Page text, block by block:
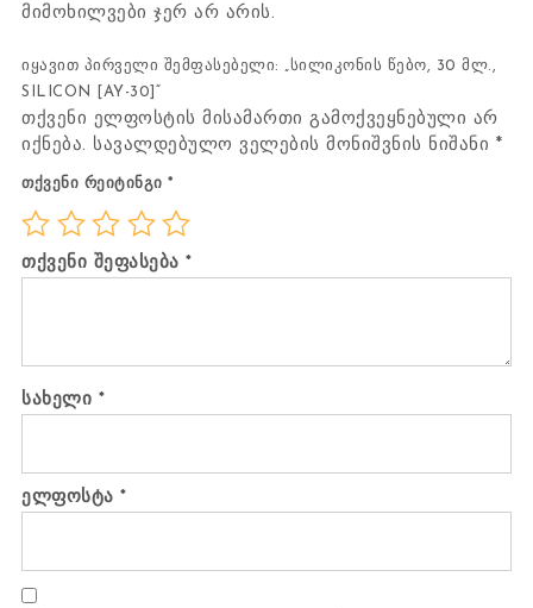
მიმოხილვები ჯერ არ არის.
იყავით პირველი შემფასებელი: „სილიკონის წებო, 30 მლ.,
SILICON [AY-30]“
თქვენი ელფოსტის მისამართი გამოქვეყნებული არ
იქნება. სავალდებულო ველების მონიშვნის ნიშანი *
თქვენი რეიტინგი*
თქვენი შეფასება*
სახელი *
ელფოსტა*